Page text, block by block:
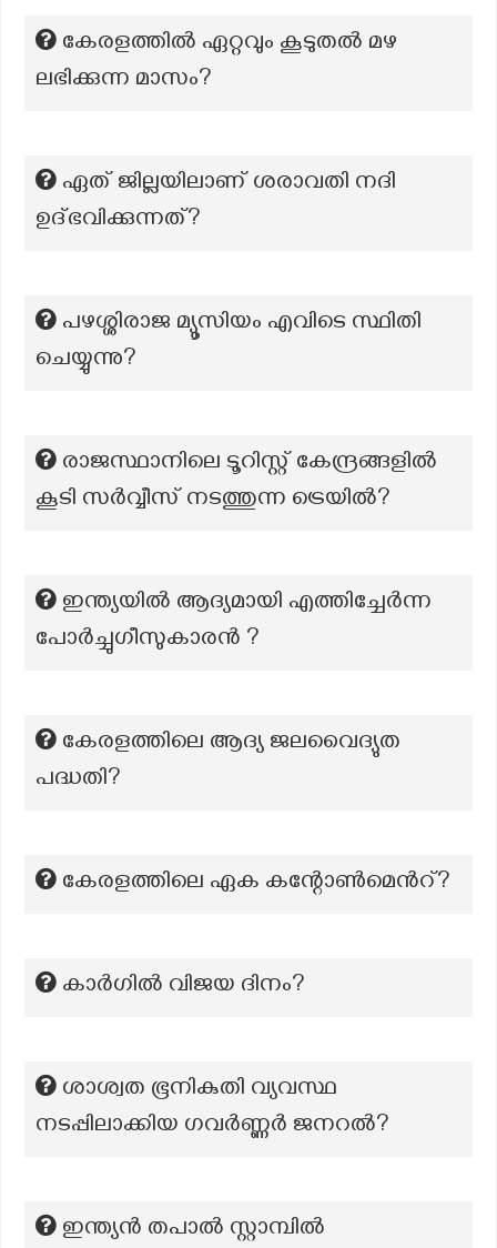
കേരളത്തില്‍ ഏറ്റവും കൂടുതല്‍ മഴ
ലഭിക്കുന്ന മാസം?
ഏത് ജില്ലയിലാണ് ശരാവതി നദി
ഉദ്ഭവിക്കുന്നത്?
പഴശ്ശിരാജ മ്യൂസിയം എവിടെ സ്ഥിതി
ചെയ്യുന്നു?
രാജസ്ഥാനിലെ ടൂറിസ്റ്റ് കേന്ദ്രങ്ങളിൽ
കൂടി സർവ്വീസ് നടത്തുന്ന ട്രെയിൽ?
ഇന്ത്യയിൽ ആദ്യമായി എത്തിച്ചേർന്ന
പോർച്ചുഗീസുകാരൻ ?
കേരളത്തിലെ ആദ്യ ജലവൈദ്യുത
പദ്ധതി?
കേരളത്തിലെ ഏക കന്റോൺമെന്‍റ്?
കാർഗിൽ വിജയ ദിനം?
ശാശ്വത ഭൂനികുതി വ്യവസ്ഥ
നടപ്പിലാക്കിയ ഗവർണ്ണർ ജനറൽ?
ഇന്ത്യൻ തപാൽ സ്റ്റാമ്പിൽ